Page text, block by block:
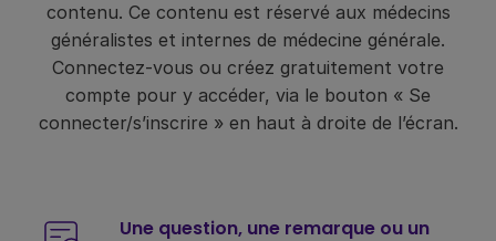
contenu. Ce contenu est réservé aux médecins
généralistes et internes de médecine générale.
Connectez-vous ou créez gratuitement votre
compte pour y accéder, via le bouton « Se
connecter/s’inscrire » en haut à droite de l’écran.
Une question, une remarque ou un